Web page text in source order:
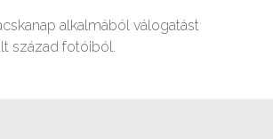
alkalmából válogatást
század fotóiból.